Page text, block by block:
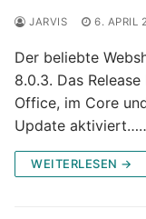
JARVIS 6. APRIL
Der beliebte
8.0.3. Das
Office, im Core
Update
WEITERLESEN →